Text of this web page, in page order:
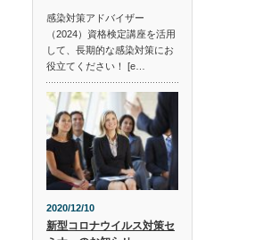
感染対策アドバイザー
（2024）資格検定講座を活用
して、長期的な感染対策にお
役立てください！ [e…
2020/12/10
新型コロナウイルス対策セ